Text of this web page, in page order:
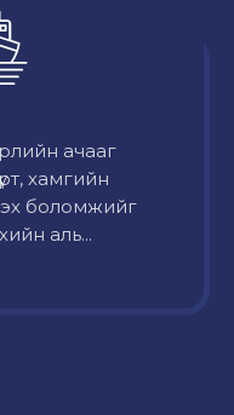
ачааг
хамгийн
боломжийг
аль...